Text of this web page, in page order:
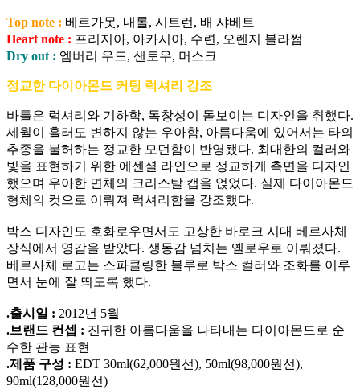
Top note : 베르가못, 내롤, 시트런, 배 샤베트
Heart note : 프리지아, 아카시아, 수련, 오렌지 블라썸
Dry out : 엠버리 우드, 샌토우, 머스크
정교한 다이아몬드 커팅 럭셔리 강조
바틀은 럭셔리와 기하학, 독창성이 돋보이는 디자인을 취했다.
세월이 흘러도 변하지 않는 우아함, 아름다움에 있어서는 타의
추종을 불허하는 정교한 모던함이 반영됐다. 최대한의 컬러와
빛을 표현하기 위한 에센셜 라인으로 정교하게 측면을 디자인
했으며 우아한 면체의 크리스탈 캡을 얹었다. 실제 다이아몬드
형체의 컷으로 이뤄져 럭셔리함을 강조했다.
박스 디자인도 호화로우면서도 고상한 바로크 시대 베르사체
장식에서 영감을 받았다. 생동감 넘치는 옐로우로 이뤄졌다.
베르사체 로고는 스파클링한 블루로 박스 컬러와 조화를 이루
면서 눈에 잘 띄도록 했다.
.출시일 : 2012년 5월
.브랜드 컨셉 : 진귀한 아름다움을 나타내는 다이아몬드로 순
수한 관능 표현
.제품 구성 : EDT 30ml(62,000원선), 50ml(98,000원선),
90ml(128,000원선)